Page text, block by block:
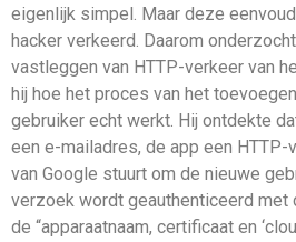
eigenlijk simpel. Maar deze eenvoud
hacker verkeerd. Daarom
vastleggen van HTTP-verkeer van
hij hoe het proces van het
gebruiker echt werkt. Hij ontdekte
een e-mailadres, de app een
van Google stuurt om de nieuwe
verzoek wordt geauthenticeerd met
de “apparaatnaam, certificaat en